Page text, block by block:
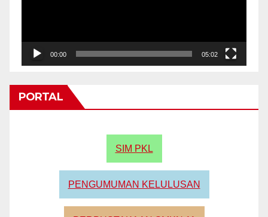
00:00 05:02
PORTAL
SIM PKL
PENGUMUMAN KELULUSAN